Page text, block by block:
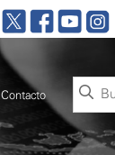
Contacto Buscar: